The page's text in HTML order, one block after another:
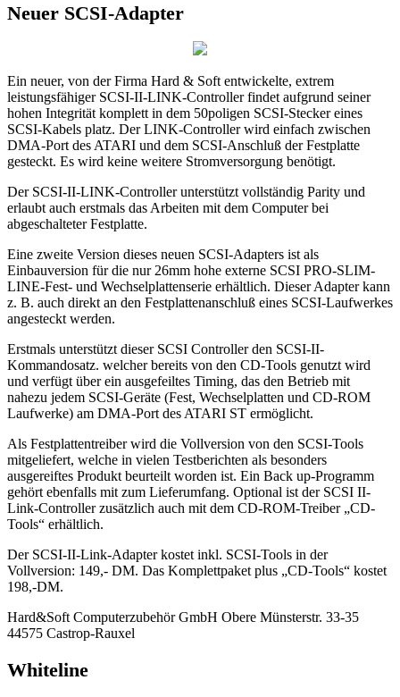
Neuer SCSI-Adapter
Ein neuer, von der Firma Hard & Soft entwickelte, extrem
leistungsfähiger SCSI-II-LINK-Controller findet aufgrund seiner
hohen Integrität komplett in dem 50poligen SCSI-Stecker eines
SCSI-Kabels platz. Der LINK-Controller wird einfach zwischen
DMA-Port des ATARI und dem SCSI-Anschluß der Festplatte
gesteckt. Es wird keine weitere Stromversorgung benötigt.
Der SCSI-II-LINK-Controller unterstützt vollständig Parity und
erlaubt auch erstmals das Arbeiten mit dem Computer bei
abgeschalteter Festplatte.
Eine zweite Version dieses neuen SCSI-Adapters ist als
Einbauversion für die nur 26mm hohe externe SCSI PRO-SLIM-
LINE-Fest- und Wechselplattenserie erhältlich. Dieser Adapter kann
z. B. auch direkt an den Festplattenanschluß eines SCSI-Laufwerkes
angesteckt werden.
Erstmals unterstützt dieser SCSI Controller den SCSI-II-
Kommandosatz. welcher bereits von den CD-Tools genutzt wird
und verfügt über ein ausgefeiltes Timing, das den Betrieb mit
nahezu jedem SCSI-Geräte (Fest, Wechselplatten und CD-ROM
Laufwerke) am DMA-Port des ATARI ST ermöglicht.
Als Festplattentreiber wird die Vollversion von den SCSI-Tools
mitgeliefert, welche in vielen Testberichten als besonders
ausgereiftes Produkt beurteilt worden ist. Ein Back up-Programm
gehört ebenfalls mit zum Lieferumfang. Optional ist der SCSI II-
Link-Controller zusätzlich auch mit dem CD-ROM-Treiber „CD-
Tools“ erhältlich.
Der SCSI-II-Link-Adapter kostet inkl. SCSI-Tools in der
Vollversion: 149,- DM. Das Komplettpaket plus „CD-Tools“ kostet
198,-DM.
Hard&Soft Computerzubehör GmbH Obere Münsterstr. 33-35
44575 Castrop-Rauxel
Whiteline